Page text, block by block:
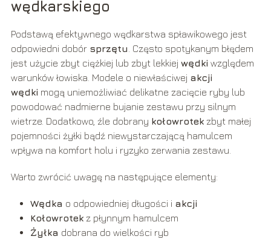
wędkarskiego
Podstawą efektywnego wędkarstwa spławikowego jest
odpowiedni dobór sprzętu . Często spotykanym błędem
jest użycie zbyt ciężkiej lub zbyt lekkiej wędki względem
warunków łowiska. Modele o niewłaściwej akcji
wędki mogą uniemożliwiać delikatne zacięcie ryby lub
powodować nadmierne bujanie zestawu przy silnym
wietrze. Dodatkowo, źle dobrany kołowrotekzbyt małej
pojemności żyłki bądź niewystarczającą hamulcem
wpływa na komfort holu i ryzyko zerwania zestawu.
Warto zwrócić uwagę na następujące elementy:
Wędka o odpowiedniej długości i akcji
Kołowrotekz płynnym hamulcem
Żyłka dobrana do wielkości ryb